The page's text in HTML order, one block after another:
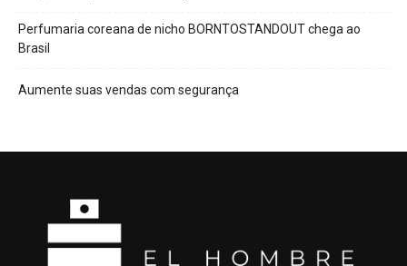
Perfumaria coreana de nicho BORNTOSTANDOUT chega ao
Brasil
Aumente suas vendas com segurança